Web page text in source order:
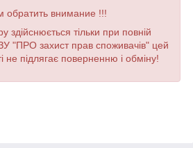
обратить внимание !!!
здійснюється тільки при повній
"ПРО захист прав споживачів" цей
не підлягає поверненню і обміну!